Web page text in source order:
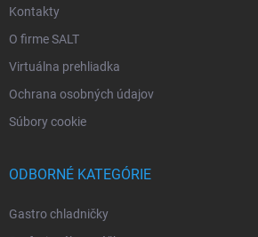
Kontakty
O firme SALT
Virtuálna prehliadka
Ochrana osobných údajov
Súbory cookie
ODBORNÉ KATEGÓRIE
Gastro chladničky